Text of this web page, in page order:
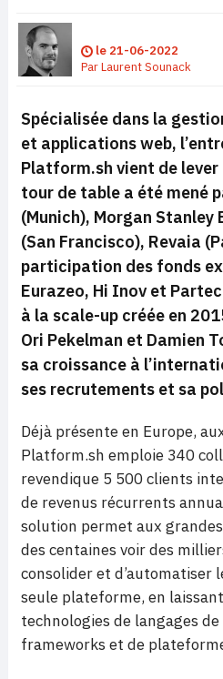
le 21-06-2022
ParLaurent Sounack
Spécialisée dans la
et applications web,
Platform.sh vient de lever
tour de table a été mené
(Munich), Morgan Stanley
(San Francisco), Revaia
participation des fonds
Eurazeo, Hi Inov et
à la scale-up créée en
Ori Pekelman et Damien
sa croissance à
ses recrutements et sa
Déjà présente en Europe,
Platform.sh emploie 340
revendique 5 500 clients
de revenus récurrents
solution permet aux
des centaines voir des
consolider et d’automatiser
seule plateforme, en
technologies de langages
frameworks et de